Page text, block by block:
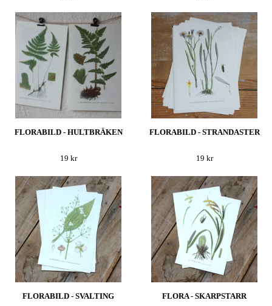
FLORABILD - HULTBRÄKEN
19 kr
FLORABILD - STRANDASTER
19 kr
FLORABILD - SVALTING FLORA - SKARPSTARR